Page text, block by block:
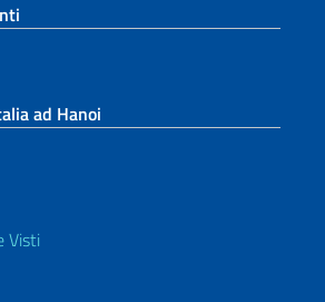
ad Hanoi
Visti